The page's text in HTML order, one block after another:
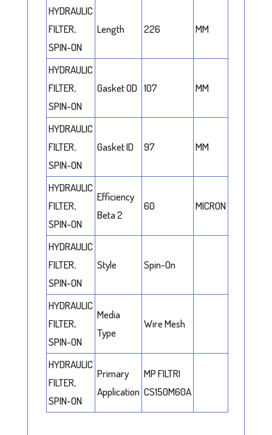
HYDRAULIC
FILTER,
SPIN-ON
Length 226 MM
HYDRAULIC
FILTER,
SPIN-ON
Gasket OD 107 MM
HYDRAULIC
FILTER,
SPIN-ON
Gasket ID 97 MM
HYDRAULIC
FILTER,
SPIN-ON
Efficiency
Beta 2
60 MICRON
HYDRAULIC
FILTER,
SPIN-ON
Style Spin-On
HYDRAULIC
FILTER,
SPIN-ON
Media
Type
Wire Mesh
HYDRAULIC
FILTER,
SPIN-ON
Primary
Application
MP FILTRI
CS150M60A